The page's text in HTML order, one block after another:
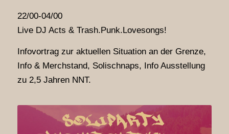
22/00-04/00
Live DJ Acts & Trash.Punk.Lovesongs!
Infovortrag zur aktuellen Situation an der Grenze,
Info & Merchstand, Solischnaps, Info Ausstellung
zu 2,5 Jahren NNT.